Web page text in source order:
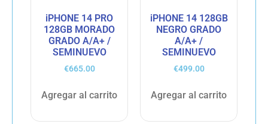
iPHONE 14 PRO
128GB MORADO
GRADO A/A+ /
SEMINUEVO
€665.00
Agregar al carrito
iPHONE 14 128GB
NEGRO GRADO
A/A+ /
SEMINUEVO
€499.00
Agregar al carrito